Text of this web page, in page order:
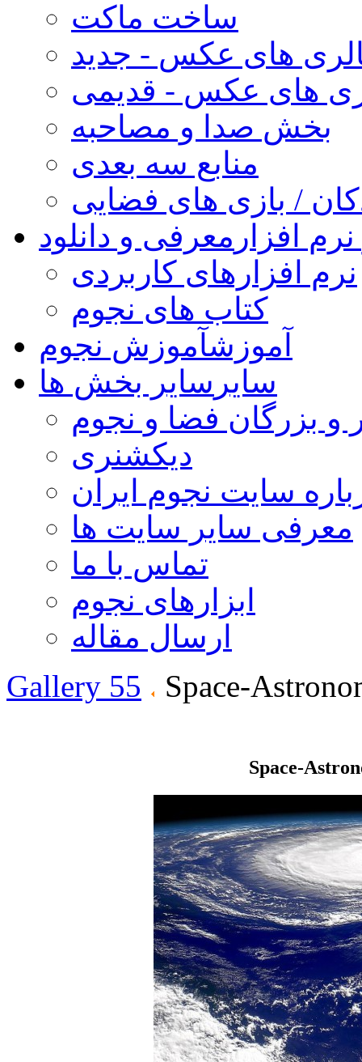
ساخت ماکت
های عکس - جدید
های عکس - قدیمی
بخش صدا و مصاحبه
منابع سه بعدی
/ بازی های فضایی
افزار معرفی و دانلود
نرم افزارهای کاربردی
کتاب های نجوم
آموزشآموزش نجوم
سایر سایر بخش ها
و بزرگان فضا و نجوم
دیکشنری
سایت نجوم ایران
معرفی سایر سایت ها
تماس با ما
ابزارهای نجوم
ارسال مقاله
Gallery 55
Space-
Space-